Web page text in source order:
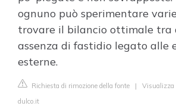
ognuno può sperimentare
trovare il bilancio ottimale tra
assenza di fastidio legato alle
esterne.
Richiesta di rimozione della fonte | Visualizza
dulco.it